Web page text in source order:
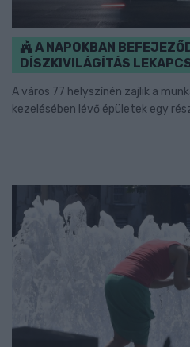
A NAPOKBAN
DÍSZKIVILÁGÍTÁS
A város 77 helyszínén zajlik a
kezelésében lévő épületek egy